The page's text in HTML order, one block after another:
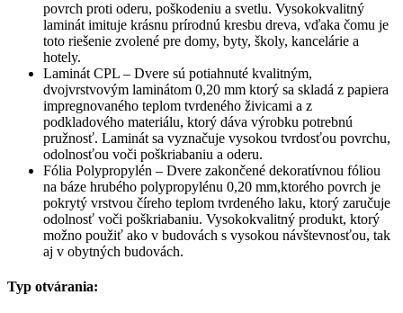
povrch proti oderu, poškodeniu a svetlu. Vysokokvalitný
laminát imituje krásnu prírodnú kresbu dreva, vďaka čomu je
toto riešenie zvolené pre domy, byty, školy, kancelárie a
hotely.
Laminát CPL – Dvere sú potiahnuté kvalitným,
dvojvrstvovým laminátom 0,20 mm ktorý sa skladá z papiera
impregnovaného teplom tvrdeného živicami a z
podkladového materiálu, ktorý dáva výrobku potrebnú
pružnosť. Laminát sa vyznačuje vysokou tvrdosťou povrchu,
odolnosťou voči poškriabaniu a oderu.
Fólia Polypropylén – Dvere zakončené dekoratívnou fóliou
na báze hrubého polypropylénu 0,20 mm,ktorého povrch je
pokrytý vrstvou číreho teplom tvrdeného laku, ktorý zaručuje
odolnosť voči poškriabaniu. Vysokokvalitný produkt, ktorý
možno použiť ako v budovách s vysokou návštevnosťou, tak
aj v obytných budovách.
Typ otvárania: